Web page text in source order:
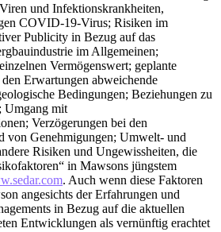
und Infektionskrankheiten,
COVID-19-Virus; Risiken im
Publicity in Bezug auf das
im Allgemeinen;
Vermögenswert; geplante
Erwartungen abweichende
Bedingungen; Beziehungen zu
Umgang mit
Verzögerungen bei den
von Genehmigungen; Umwelt- und
Risiken und Ungewissheiten, die
in Mawsons jüngstem
. Auch wenn diese Faktoren
angesichts der Erfahrungen und
in Bezug auf die aktuellen
Entwicklungen als vernünftig erachtet